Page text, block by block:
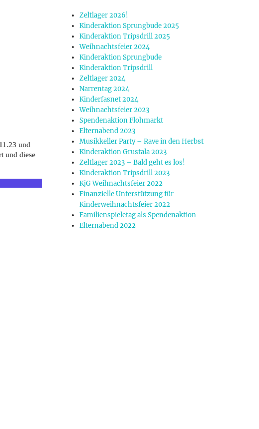
Zeltlager 2026!
Kinderaktion Sprungbude 2025
Kinderaktion Tripsdrill 2025
Weihnachtsfeier 2024
Kinderaktion Sprungbude
Kinderaktion Tripsdrill
Zeltlager 2024
Narrentag 2024
Kinderfasnet 2024
Weihnachtsfeier 2023
Spendenaktion Flohmarkt
Elternabend 2023
Musikkeller Party – Rave in den Herbst
Kinderaktion Grustala 2023
Zeltlager 2023 – Bald geht es los!
Kinderaktion Tripsdrill 2023
KjG Weihnachtsfeier 2022
Finanzielle Unterstützung für
Kinderweihnachtsfeier 2022
Familienspieletag als Spendenaktion
Elternabend 2022